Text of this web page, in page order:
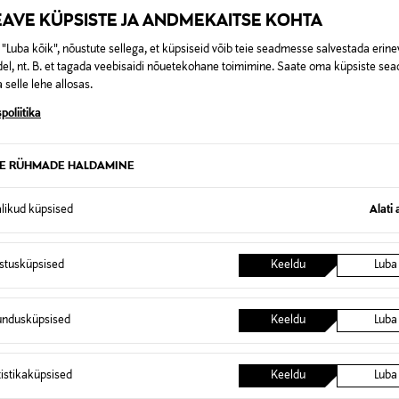
KÜPSISTE JA ANDMEKAITSE KOHTA
"Luba kõik", nõustute sellega, et küpsiseid võib teie seadmesse salvestada
nt. B. et tagada veebisaidi nõuetekohane toimimine. Saate oma küpsiste
selle lehe allosas.
RÜHMADE HALDAMINE
küpsised Alati
Keeldu Luba
Keeldu Luba
Keeldu Luba
Crew 3 tk
EELIS KUPONGIGA
ADIDAS PERFORMANCE
Seljakott Sporty
Original Price